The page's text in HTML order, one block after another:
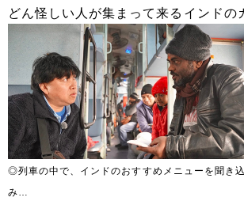
どん怪しい人が集まって来るインドの
◎列車の中で、インドのおすすめメニューを聞き込
み…